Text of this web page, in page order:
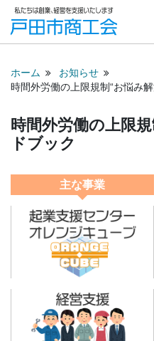
ホーム
お知らせ
時間外労働の上限規制“お悩み
時間外労働の上限
ドブック
主な事業